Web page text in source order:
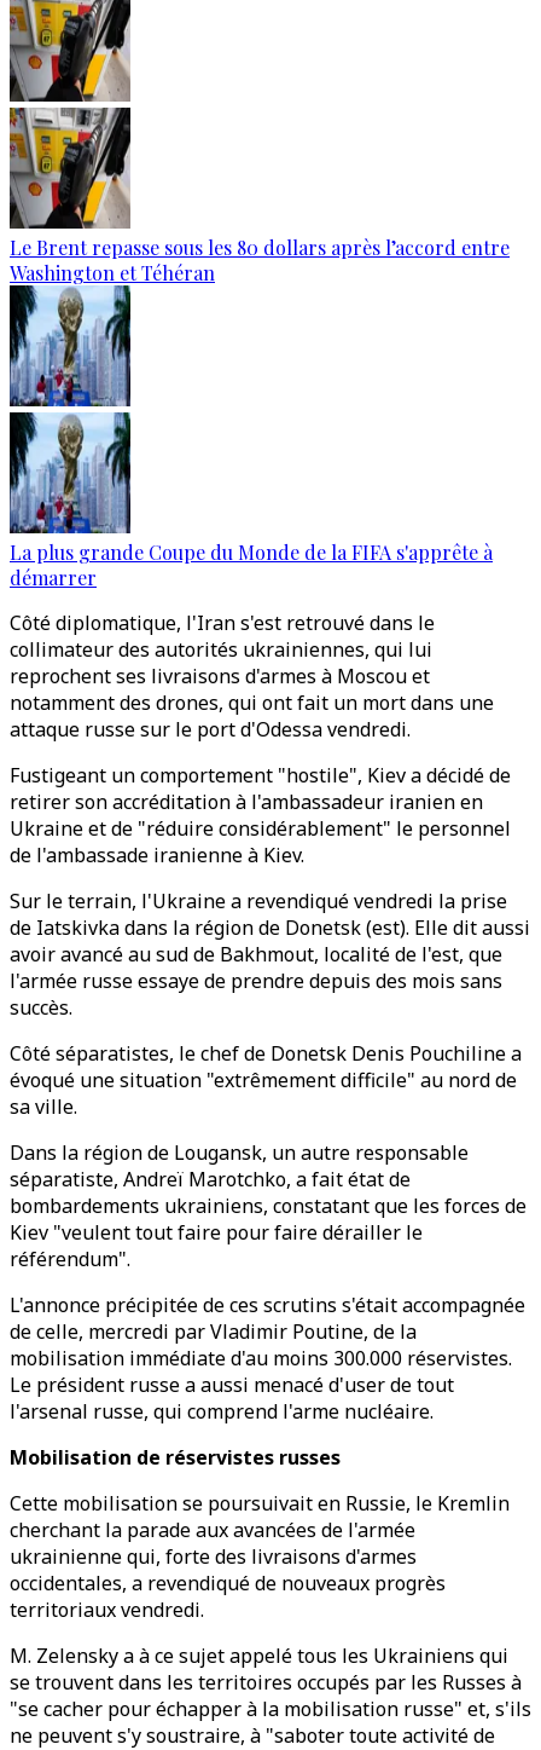
Le Brent repasse sous les 80 dollars après l’accord entre
Washington et Téhéran
La plus grande Coupe du Monde de la FIFA s'apprête à
démarrer
Côté diplomatique, l'Iran s'est retrouvé dans le
collimateur des autorités ukrainiennes, qui lui
reprochent ses livraisons d'armes à Moscou et
notamment des drones, qui ont fait un mort dans une
attaque russe sur le port d'Odessa vendredi.
Fustigeant un comportement "hostile", Kiev a décidé de
retirer son accréditation à l'ambassadeur iranien en
Ukraine et de "réduire considérablement" le personnel
de l'ambassade iranienne à Kiev.
Sur le terrain, l'Ukraine a revendiqué vendredi la prise
de Iatskivka dans la région de Donetsk (est). Elle dit aussi
avoir avancé au sud de Bakhmout, localité de l'est, que
l'armée russe essaye de prendre depuis des mois sans
succès.
Côté séparatistes, le chef de Donetsk Denis Pouchiline a
évoqué une situation "extrêmement difficile" au nord de
sa ville.
Dans la région de Lougansk, un autre responsable
séparatiste, Andreï Marotchko, a fait état de
bombardements ukrainiens, constatant que les forces de
Kiev "veulent tout faire pour faire dérailler le
référendum".
L'annonce précipitée de ces scrutins s'était accompagnée
de celle, mercredi par Vladimir Poutine, de la
mobilisation immédiate d'au moins 300.000 réservistes.
Le président russe a aussi menacé d'user de tout
l'arsenal russe, qui comprend l'arme nucléaire.
Mobilisation de réservistes russes
Cette mobilisation se poursuivait en Russie, le Kremlin
cherchant la parade aux avancées de l'armée
ukrainienne qui, forte des livraisons d'armes
occidentales, a revendiqué de nouveaux progrès
territoriaux vendredi.
M. Zelensky a à ce sujet appelé tous les Ukrainiens qui
se trouvent dans les territoires occupés par les Russes à
"se cacher pour échapper à la mobilisation russe" et, s'ils
ne peuvent s'y soustraire, à "saboter toute activité de